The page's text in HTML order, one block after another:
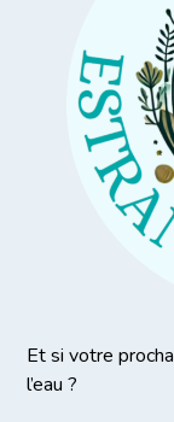
Et si votre
l’eau ?